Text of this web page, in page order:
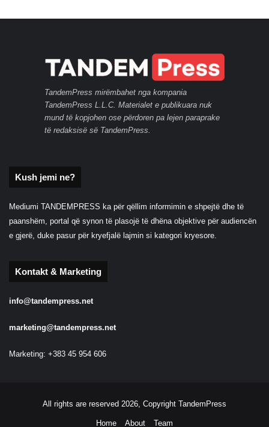
TandemPress mirëmbahet nga kompania
TandemPress L.L.C. Materialet e publikuara nuk
mund të kopjohen ose përdoren pa lejen paraprake
të redaksisë së TandemPress.
Kush jemi ne?
Mediumi TANDEMPRESS ka për qëllim informimin e shpejtë dhe të
paanshëm, portal që synon të plasojë të dhëna objektive për audiencën
e gjerë, duke pasur për kryefjalë lajmin si kategori kryesore.
Kontakt & Marketing
info@tandempress.net
marketing@tandempress.net
Marketing: +383 45 954 606
All rights are reserved 2026, Copyright TandemPress
Home About Team